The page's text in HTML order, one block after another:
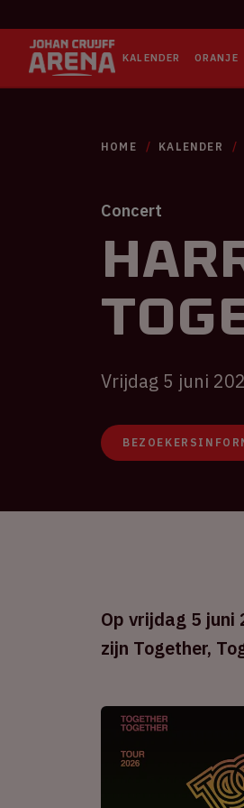
KALENDER ORANJE
HOME KALENDER
Concert
Vrijdag 5 juni
Op vrijdag 5 juni
zijn Together,